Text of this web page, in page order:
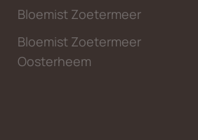
Bloemist Zoetermeer
Bloemist Zoetermeer
Oosterheem